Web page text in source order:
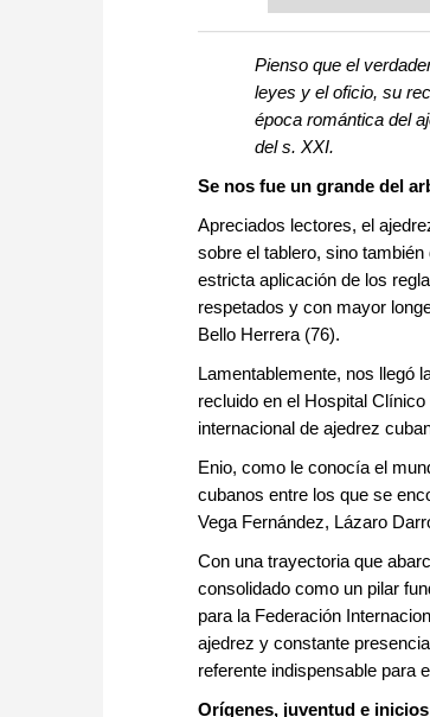
more efficiently,
approach than
Pienso que el
leyes y el oficio, su
época romántica del
del s. XXI.
Se nos fue un grande del
Apreciados lectores, el
sobre el tablero, sino
estricta aplicación de los
respetados y con mayor
Bello Herrera (76).
Lamentablemente, nos llegó
recluido en el Hospital
internacional de ajedrez
Enio, como le conocía el
cubanos entre los que se
Vega Fernández, Lázaro
Con una trayectoria que
consolidado como un pilar
para la Federación
ajedrez y constante
referente indispensable para
Orígenes, juventud e